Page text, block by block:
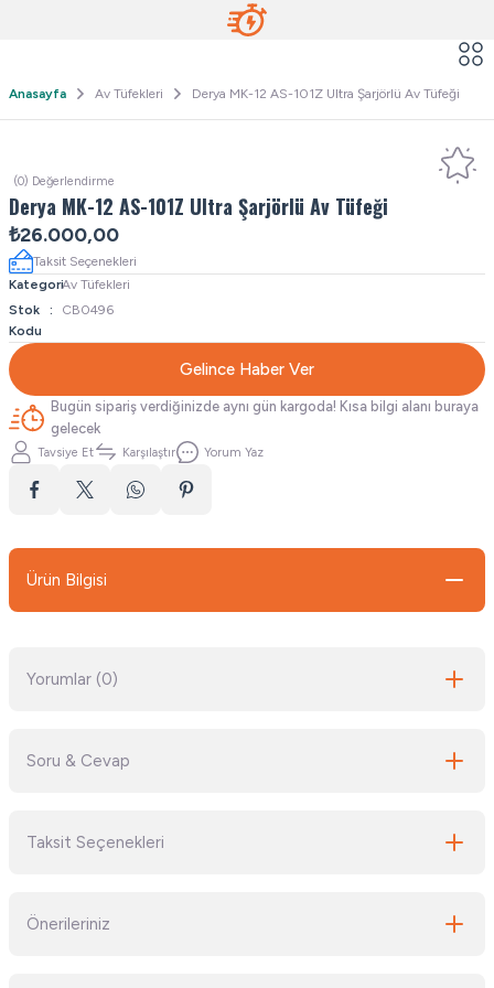
Anasayfa Av Tüfekleri Derya MK-12 AS-101Z Ultra Şarjörlü Av Tüfeği
(0) Değerlendirme
Derya MK-12 AS-101Z Ultra Şarjörlü Av Tüfeği
₺26.000,00
Taksit Seçenekleri
KategoriAv Tüfekleri
Stok
Kodu
CB0496
Gelince Haber Ver
Bugün sipariş verdiğinizde aynı gün kargoda! Kısa bilgi alanı buraya
gelecek
Tavsiye Et Karşılaştır Yorum Yaz
Ürün Bilgisi
Yorumlar (0)
Soru & Cevap
Taksit Seçenekleri
Önerileriniz